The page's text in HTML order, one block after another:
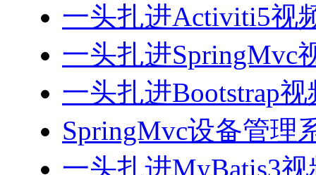
一头扎进Activiti5视
一头扎进SpringMvc
一头扎进Bootstrap
SpringMvc设备管理
一头扎进MyBatis3